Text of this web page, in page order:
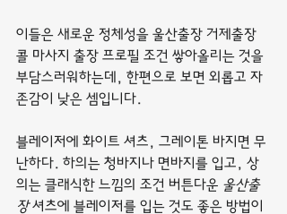
이들은 새로운 정체성을 울산출장 거제출장
콜 마사지 출장 프로필 조건 쌓아올리는 것을
부담스러워하는데, 한편으로 보면 외롭고 자
존감이 낮은 셈입니다.
블레이저에 화이트 셔츠, 그레이톤 바지면 무
난하다. 하의는 청바지나 면바지를 입고, 상
의는 클래식한 느낌의 조건 버튼다운 울산출
장 셔츠에 블레이저를 입는 것도 좋은 방법이